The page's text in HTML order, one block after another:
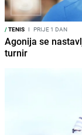
/TENIS I PRIJE 1 DAN
Agonija se
turnir